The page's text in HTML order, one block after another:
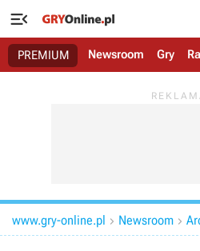

PREMIUM Newsroom Gry
www.gry-online.pl  Newsroom 